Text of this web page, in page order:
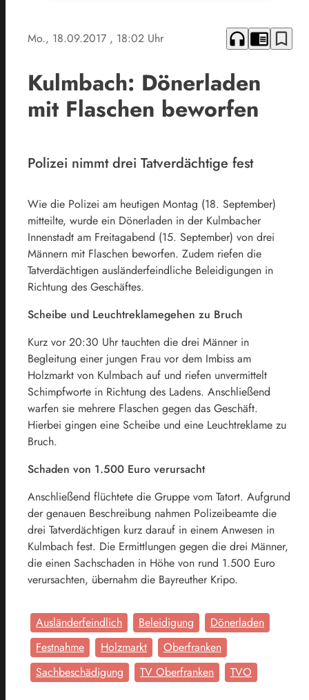
Mo., 18.09.2017 , 18:02 Uhr headphones chrome_reader_mode bookmark_border
Kulmbach: Dönerladen
mit Flaschen beworfen
Polizei nimmt drei Tatverdächtige fest
Wie die Polizei am heutigen Montag (18. September)
mitteilte, wurde ein Dönerladen in der Kulmbacher
Innenstadt am Freitagabend (15. September) von drei
Männern mit Flaschen beworfen. Zudem riefen die
Tatverdächtigen ausländerfeindliche Beleidigungen in
Richtung des Geschäftes.
Scheibe und Leuchtreklamegehen zu Bruch
Kurz vor 20:30 Uhr tauchten die drei Männer in
Begleitung einer jungen Frau vor dem Imbiss am
Holzmarkt von Kulmbach auf und riefen unvermittelt
Schimpfworte in Richtung des Ladens. Anschließend
warfen sie mehrere Flaschen gegen das Geschäft.
Hierbei gingen eine Scheibe und eine Leuchtreklame zu
Bruch.
Schaden von 1.500 Euro verursacht
Anschließend flüchtete die Gruppe vom Tatort. Aufgrund
der genauen Beschreibung nahmen Polizeibeamte die
drei Tatverdächtigen kurz darauf in einem Anwesen in
Kulmbach fest. Die Ermittlungen gegen die drei Männer,
die einen Sachschaden in Höhe von rund 1.500 Euro
verursachten, übernahm die Bayreuther Kripo.
Ausländerfeindlich Beleidigung
Dönerladen
Festnahme
Holzmarkt
Oberfranken
Sachbeschädigung
TV Oberfranken TVO